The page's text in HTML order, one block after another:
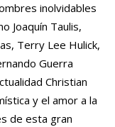
inolvidables
Joaquín Taulis,
Terry Lee Hulick,
Guerra
Christian
y el amor a la
de esta gran